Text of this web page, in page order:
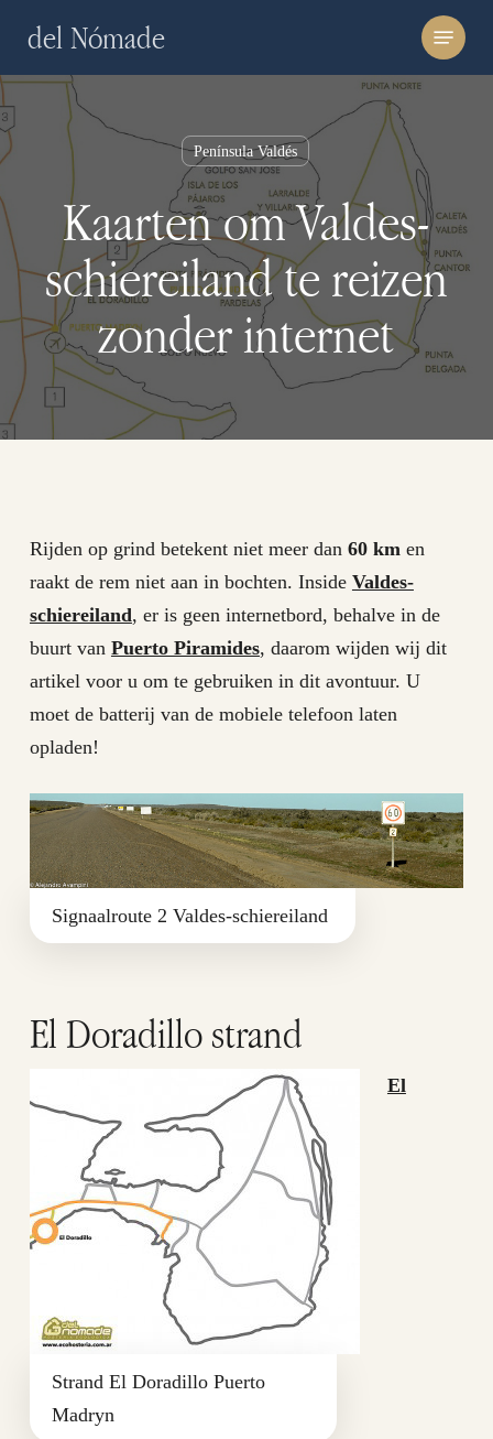
content
del Nómade Menu
Península Valdés
Kaarten om Valdes-
schiereiland te reizen
zonder internet
Rijden op grind betekent niet meer dan 60 kmen
raakt de rem niet aan in bochten. Inside Valdes-
schiereiland, er is geen internetbord, behalve in de
buurt van Puerto Piramides, daarom wijden wij dit
artikel voor u om te gebruiken in dit avontuur. U
moet de batterij van de mobiele telefoon laten
opladen!
Signaalroute 2 Valdes-schiereiland
El Doradillo strand
Strand El Doradillo Puerto
Madryn
El